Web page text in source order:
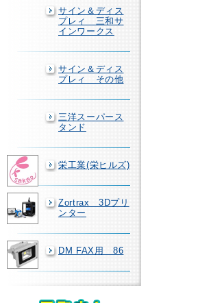
サイン＆ディス
プレィ 三和サ
インワークス
サイン＆ディス
プレィ その他
三洋スーパース
タンド
栄工業(栄ヒルズ)
Zortrax 3Dプリ
ンター
DM FAX用 86